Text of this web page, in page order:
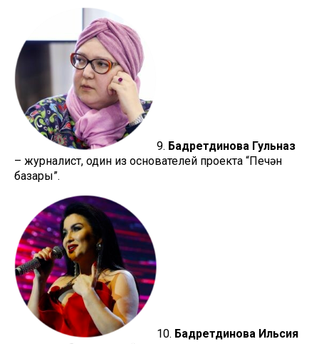
9. Бадретдинова Гульназ
– журналист, один из основателей проекта “Печән
базары”.
10. Бадретдинова Ильсия